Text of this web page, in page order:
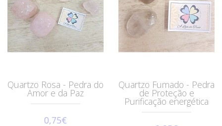
Quartzo Rosa - Pedra do
Amor e da Paz
0,75€
Quartzo Fumado - Pedra
de Proteção e
Purificação energética